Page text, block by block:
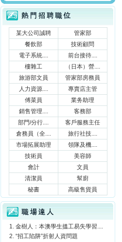
熱門招聘職位
某大公司誠聘
管家部
餐飲部
技術顧問
電子系統....
前台接待....
樓雜工
（日本）營....
旅游部文員
管家部房務員
人力資源....
專賣店主管
傅菜員
業务助理
銷售管理....
客務部
部門/分行....
客戶服務主任
倉務員（全....
旅行社技....
市場拓展助理
領隊及機....
技術員
美容師
會計
文員
清潔員
幫廚
秘書
高級售貨員
職場達人
金樹人：本澳學生搵工易失學習....
“招工陷阱”折射人資問題